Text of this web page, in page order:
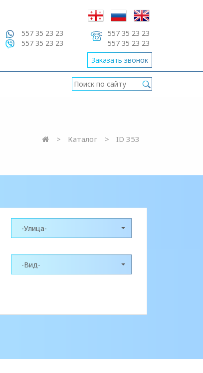
557 35 23 23
557 35 23 23
557 35 23 23
557 35 23 23
Заказать звонок
Каталог ID 353
-Улица-
-Вид-